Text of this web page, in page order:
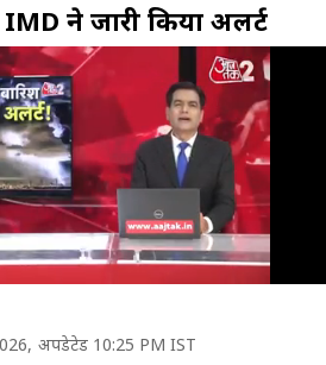
ने जारी किया अलर्ट
अपडेटेड 10:25 PM IST